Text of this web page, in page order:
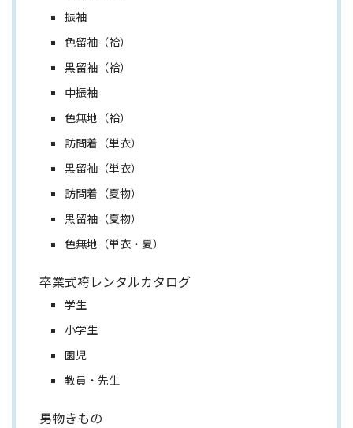
振袖
色留袖（袷）
黒留袖（袷）
中振袖
色無地（袷）
訪問着（単衣）
黒留袖（単衣）
訪問着（夏物）
黒留袖（夏物）
色無地（単衣・夏）
卒業式袴レンタルカタログ
学生
小学生
園児
教員・先生
男物きもの